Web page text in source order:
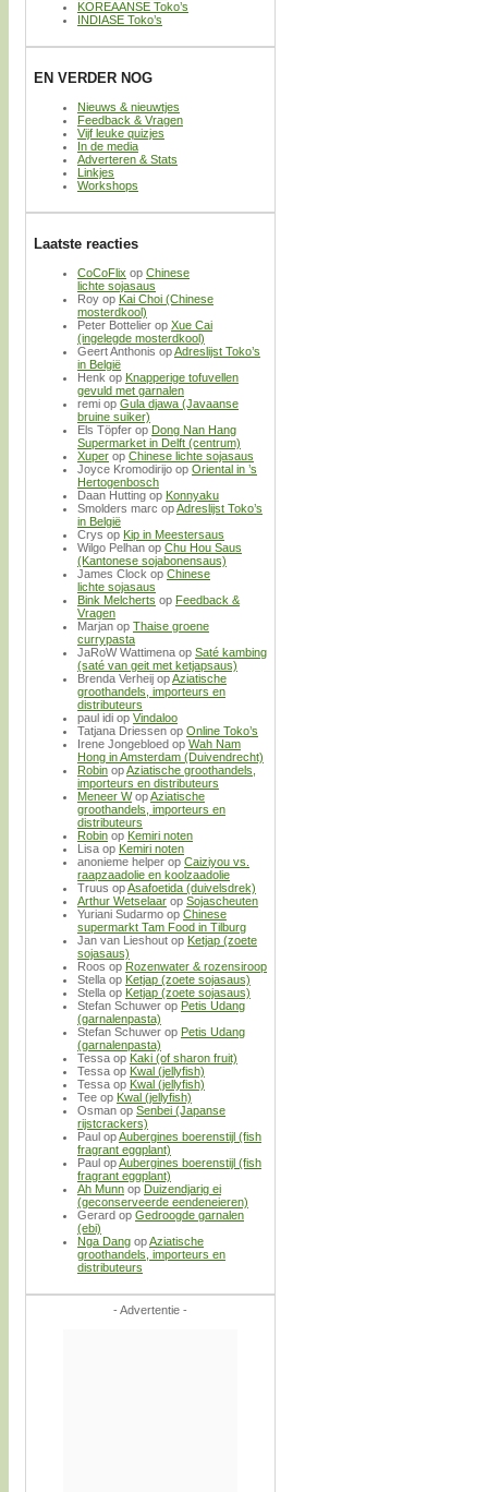
KOREAANSE Toko’s
INDIASE Toko’s
EN VERDER NOG
Nieuws & nieuwtjes
Feedback & Vragen
Vijf leuke quizjes
In de media
Adverteren & Stats
Linkjes
Workshops
Laatste reacties
CoCoFlix op Chinese
lichte sojasaus
Roy op Kai Choi (Chinese
mosterdkool)
Peter Bottelier op Xue Cai
(ingelegde mosterdkool)
Geert Anthonis opAdreslijst Toko’s
in België
Henk op Knapperige tofuvellen
gevuld met garnalen
remi op Gula djawa (Javaanse
bruine suiker)
Els Töpfer op Dong Nan Hang
Supermarket in Delft (centrum)
Xuper op Chinese lichte sojasaus
Joyce Kromodirijo op Oriental in ’s
Hertogenbosch
Daan Hutting op Konnyaku
Smolders marc opAdreslijst Toko’s
in België
Crys op Kip in Meestersaus
Wilgo Pelhan op Chu Hou Saus
(Kantonese sojabonensaus)
James Clock op Chinese
lichte sojasaus
Bink Melcherts op Feedback &
Vragen
Marjan op Thaise groene
currypasta
JaRoW Wattimena op Saté kambing
(saté van geit met ketjapsaus)
Brenda Verheij opAziatische
groothandels, importeurs en
distributeurs
paul idi op Vindaloo
Tatjana Driessen op Online Toko’s
Irene Jongebloed op Wah Nam
Hong in Amsterdam (Duivendrecht)
Robin opAziatische groothandels,
importeurs en distributeurs
Meneer WopAziatische
groothandels, importeurs en
distributeurs
Robin op Kemiri noten
Lisa op Kemiri noten
anonieme helper op Caiziyou vs.
raapzaadolie en koolzaadolie
Truus opAsafoetida (duivelsdrek)
Arthur Wetselaar op Sojascheuten
Yuriani Sudarmo op Chinese
supermarkt Tam Food in Tilburg
Jan van Lieshout op Ketjap (zoete
sojasaus)
Roos op Rozenwater & rozensiroop
Stella op Ketjap (zoete sojasaus)
Stella op Ketjap (zoete sojasaus)
Stefan Schuwer op Petis Udang
(garnalenpasta)
Stefan Schuwer op Petis Udang
(garnalenpasta)
Tessa op Kaki (of sharon fruit)
Tessa op Kwal (jellyfish)
Tessa op Kwal (jellyfish)
Tee op Kwal (jellyfish)
Osman op Senbei (Japanse
rijstcrackers)
Paul opAubergines boerenstijl (fish
fragrant eggplant)
Paul opAubergines boerenstijl (fish
fragrant eggplant)
Ah Munn op Duizendjarig ei
(geconserveerde eendeneieren)
Gerard op Gedroogde garnalen
(ebi)
Nga Dang opAziatische
groothandels, importeurs en
distributeurs
- Advertentie -